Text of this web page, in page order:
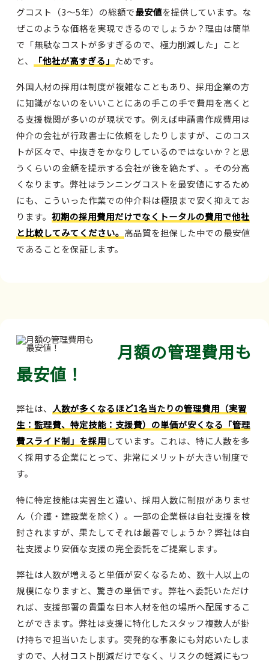
グコスト（3～5年）の総額で最安値を提供しています。な
ぜこのような価格を実現できるのでしょうか？理由は簡単
で「無駄なコストが多すぎるので、極力削減した」こと
と、
「他社が高すぎる」 ためです。
外国人材の採用は制度が複雑なこともあり、採用企業の方
に知識がないのをいいことにあの手この手で費用を高くと
る支援機関が多いのが現状です。例えば申請書作成費用は
仲介の会社が行政書士に依頼をしたりしますが、このコス
トが区々で、中抜きをかなりしているのではないか？と思
うくらいの金額を提示する会社が後を絶たず、。その分高
くなります。弊社はランニングコストを最安値にするため
にも、こういった作業での仲介料は極限まで安く抑えてお
ります。 初期の採用費用だけでなくトータルの費用で他社
と比較してみてください。 高品質を担保した中での最安値
であることを保証します。
月額の管理費用も
最安値！
弊社は、 人数が多くなるほど1名当たりの管理費用（実習
生：監理費、特定技能：支援費）の単価が安くなる「管理
費スライド制」を採用しています。これは、特に人数を多
く採用する企業にとって、非常にメリットが大きい制度で
す。
特に特定技能は実習生と違い、採用人数に制限がありませ
ん（介護・建設業を除く）。一部の企業様は自社支援を検
討されますが、果たしてそれは最善でしょうか？弊社は自
社支援より安価な支援の完全委託をご提案します。
弊社は人数が増えると単価が安くなるため、数十人以上の
規模になりますと、驚きの単価です。弊社へ委託いただけ
れば、支援部署の貴重な日本人材を他の場所へ配属するこ
とができます。弊社は支援に特化したスタッフ複数人が掛
け持ちで担当いたします。突発的な事象にも対応いたしま
すので、人材コスト削減だけでなく、リスクの軽減にもつ